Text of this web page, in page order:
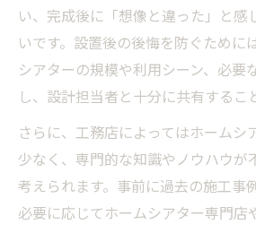
満足度の高いシアタールーム
方法
工務店で満足度の高いホ
作り
配線や接続に強い工務店
家族が納得するシアター
ポイント
工務店ホームシアターの
い、完成後に「想像と違った」と感
いです。設置後の後悔を防ぐために
シアターの規模や利用シーン、必要
し、設計担当者と十分に共有するこ
さらに、工務店によってはホームシ
少なく、専門的な知識やノウハウが
考えられます。事前に過去の施工事
必要に応じてホームシアター専門店